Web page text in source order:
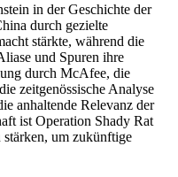
in der Geschichte der
durch gezielte
stärkte, während die
und Spuren ihre
durch McAfee, die
zeitgenössische Analyse
anhaltende Relevanz der
ist Operation Shady Rat
um zukünftige